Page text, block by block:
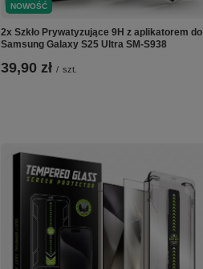
NOWOŚĆ
2x Szkło Prywatyzujące 9H z aplikatorem do
Samsung Galaxy S25 Ultra SM-S938
39,90 zł / szt.